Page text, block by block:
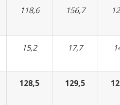
118,6 156,7
15,2 17,7
128,5 129,5